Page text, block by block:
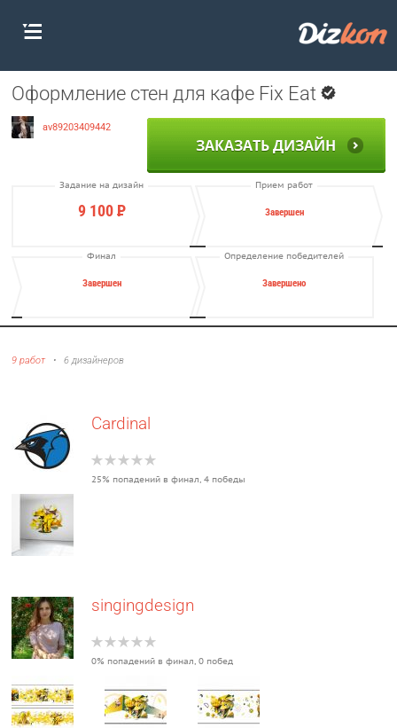
Оформление стен для кафе Fix Eat
av89203409442
ЗАКАЗАТЬ ДИЗАЙН
Задание на дизайн
9 100Р
Прием работ
Завершен
Финал
Завершен
Определение победителей
Завершено
9 работ•6 дизайнеров
Cardinal
25% попадений в финал, 4 победы
singingdesign
0% попадений в финал, 0 побед